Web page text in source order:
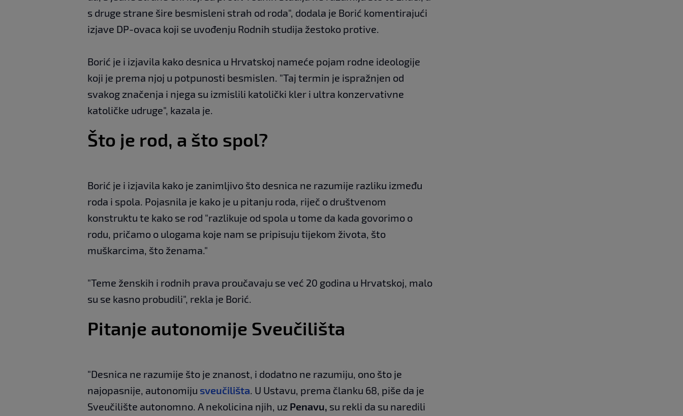
s druge strane šire besmisleni strah od roda", dodala je Borić komentirajući
izjave DP-ovaca koji se uvođenju Rodnih studija žestoko protive.
Borić je i izjavila kako desnica u Hrvatskoj nameće pojam rodne ideologije
koji je prema njoj u potpunosti besmislen. "Taj termin je ispražnjen od
svakog značenja i njega su izmislili katolički kler i ultra konzervativne
katoličke udruge", kazala je.
Što je rod, a što spol?
Borić je i izjavila kako je zanimljivo što desnica ne razumije razliku između
roda i spola. Pojasnila je kako je u pitanju roda, riječ o društvenom
konstruktu te kako se rod "razlikuje od spola u tome da kada govorimo o
rodu, pričamo o ulogama koje nam se pripisuju tijekom života, što
muškarcima, što ženama."
"Teme ženskih i rodnih prava proučavaju se već 20 godina u Hrvatskoj, malo
su se kasno probudili", rekla je Borić.
Pitanje autonomije Sveučilišta
"Desnica ne razumije što je znanost, i dodatno ne razumiju, ono što je
najopasnije, autonomiju sveučilišta. U Ustavu, prema članku 68, piše da je
Sveučilište autonomno. A nekolicina njih, uz Penavu, su rekli da su naredili